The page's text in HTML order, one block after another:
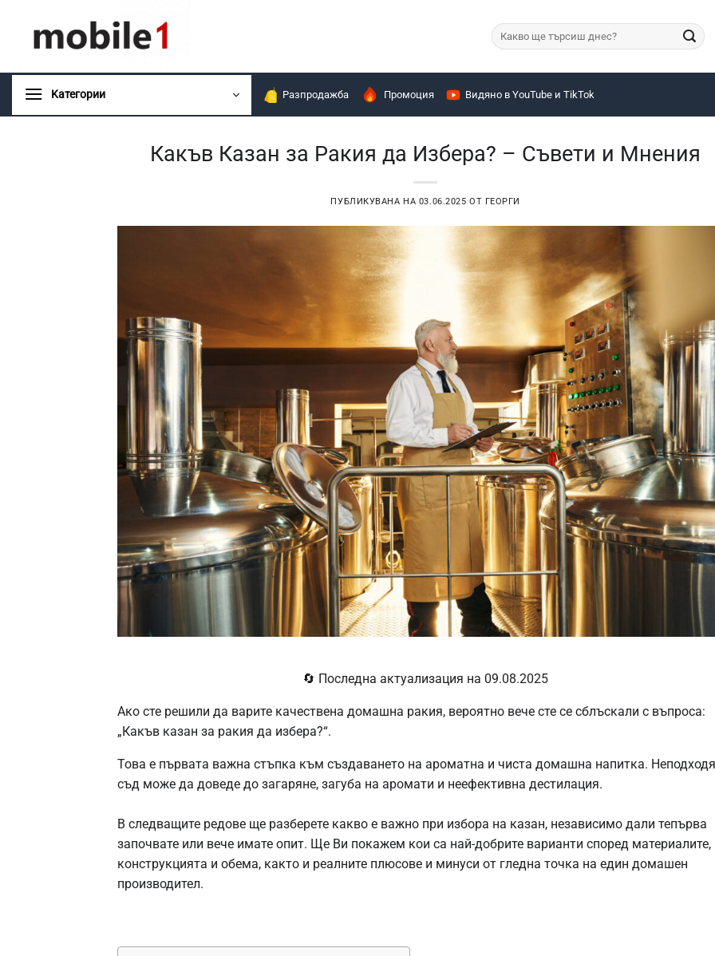
content
Търсене
за:
Kатегории Разпродажба Промоция Видяно в YouTube и TikTok
Какъв Казан за Ракия да Избера? – Съвети и Мнения
ПУБЛИКУВАНА НА 03.06.2025 ОТ ГЕОРГИ
🔄 Последна актуализация на 09.08.2025
Ако сте решили да варите качествена домашна ракия, вероятно вече сте се сблъскали с въпроса:
„Какъв казан за ракия да избера?“.
Това е първата важна стъпка към създаването на ароматна и чиста домашна напитка.
съд може да доведе до загаряне, загуба на аромати и неефективна дестилация.
В следващите редове ще разберете какво е важно при избора на казан, независимо дали тепърва
започвате или вече имате опит. Ще Ви покажем кои са най-добрите варианти според материалите,
конструкцията и обема, както и реалните плюсове и минуси от гледна точка на един домашен
производител.